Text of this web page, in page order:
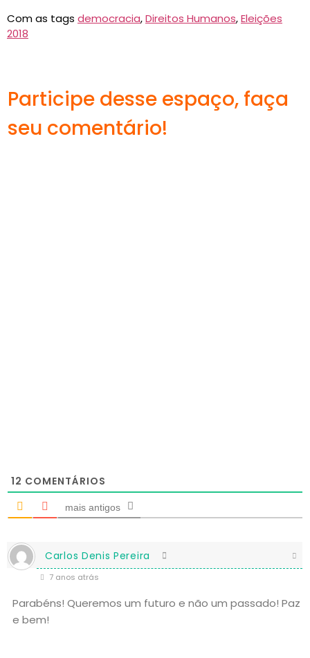
Com as tags democracia,Direitos Humanos,Eleições
2018
Participe desse espaço, faça
seu comentário!
12 COMENTÁRIOS
mais antigos
Carlos Denis Pereira
7 anos atrás
Parabéns! Queremos um futuro e não um passado! Paz
e bem!